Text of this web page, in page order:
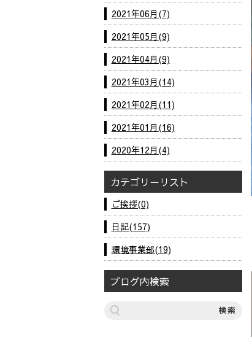
2021年06月(7)
2021年05月(9)
2021年04月(9)
2021年03月(14)
2021年02月(11)
2021年01月(16)
2020年12月(4)
カテゴリーリスト
ご挨拶(0)
日記(157)
環境事業部(19)
ブログ内検索